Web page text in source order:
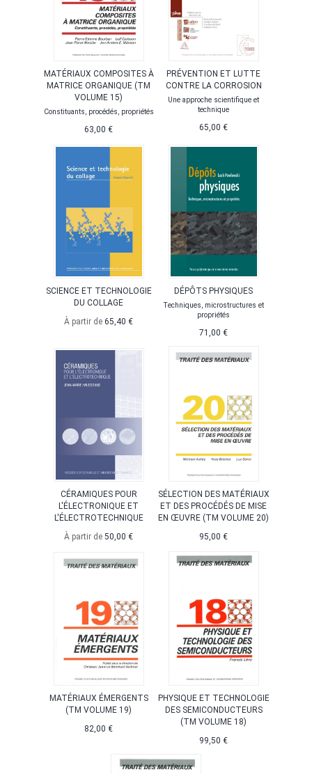
MATÉRIAUX COMPOSITES À
MATRICE ORGANIQUE (TM
VOLUME 15)
Constituants, procédés, propriétés
63,00 €
PRÉVENTION ET LUTTE
CONTRE LA CORROSION
Une approche scientifique et
technique
65,00 €
SCIENCE ET TECHNOLOGIE
DU COLLAGE
À partir de 65,40 €
DÉPÔTS PHYSIQUES
Techniques, microstructures et
propriétés
71,00 €
CÉRAMIQUES POUR
L'ÉLECTRONIQUE ET
L'ÉLECTROTECHNIQUE
À partir de 50,00 €
SÉLECTION DES MATÉRIAUX
ET DES PROCÉDÉS DE MISE
EN ŒUVRE (TM VOLUME 20)
95,00 €
MATÉRIAUX ÉMERGENTS
(TM VOLUME 19)
82,00 €
PHYSIQUE ET TECHNOLOGIE
DES SEMICONDUCTEURS
(TM VOLUME 18)
99,50 €